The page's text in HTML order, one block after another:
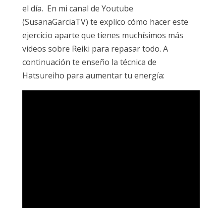
el día. En mi canal de Youtube
(SusanaGarciaTV) te explico cómo hacer este
ejercicio aparte que tienes muchísimos más
videos sobre Reiki para repasar todo. A
continuación te enseño la técnica de
Hatsureiho para aumentar tu energía: